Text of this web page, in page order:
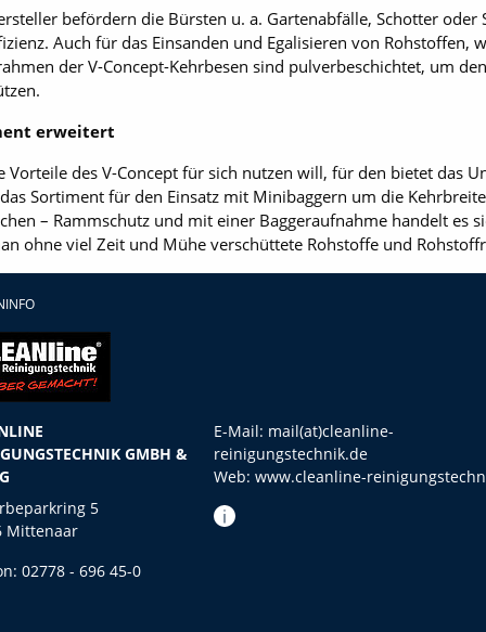
befördern die Bürsten u. a. Gartenabfälle, Schotter
Auch für das Einsanden und Egalisieren von
der V-Concept-Kehrbesen sind pulverbeschichtet, um
erweitert
Vorteile des V-Concept für sich nutzen will, für den bietet das
Sortiment für den Einsatz mit Minibaggern um die
– Rammschutz und mit einer Baggeraufnahme handelt es
ohne viel Zeit und Mühe verschüttete Rohstoffe und
GMBH &
5
Mittenaar
02778 - 696 45-0
E-Mail: mail(at)cleanline-
reinigungstechnik.de
Web: www.cleanline-